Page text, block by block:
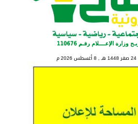
8 أغسطس 2026 م